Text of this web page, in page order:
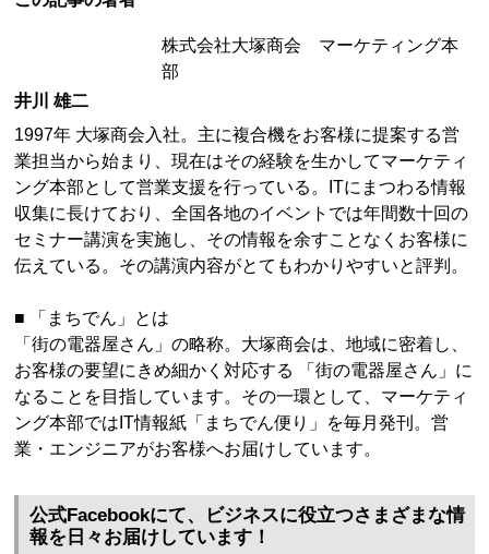
株式会社大塚商会 マーケティング本
部
井川 雄二
1997年 大塚商会入社。主に複合機をお客様に提案する営
業担当から始まり、現在はその経験を生かしてマーケティ
ング本部として営業支援を行っている。ITにまつわる情報
収集に長けており、全国各地のイベントでは年間数十回の
セミナー講演を実施し、その情報を余すことなくお客様に
伝えている。その講演内容がとてもわかりやすいと評判。
■ 「まちでん」とは
「街の電器屋さん」の略称。大塚商会は、地域に密着し、
お客様の要望にきめ細かく対応する 「街の電器屋さん」に
なることを目指しています。その一環として、マーケティ
ング本部ではIT情報紙「まちでん便り」を毎月発刊。営
業・エンジニアがお客様へお届けしています。
公式Facebookにて、ビジネスに役立つさまざまな情
報を日々お届けしています！